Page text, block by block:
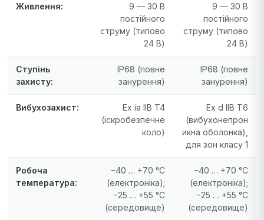
Живлення:
9 — 30 В
постійного
струму (типово
24 В)
9 — 30 В
постійного
струму (типово
24 В)
Ступінь
захисту:
IP68 (повне
занурення)
IP68 (повне
занурення)
Вибухозахист:
Ex ia IIB T4
(іскробезпечне
коло)
Ex d IIB T6
(вибухонепрон
икна оболонка),
для зон класу 1
Робоча
температура:
−40 … +70 °C
(електроніка);
−25 … +55 °C
(середовище)
−40 … +70 °C
(електроніка);
−25 … +55 °C
(середовище)